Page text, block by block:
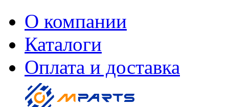
О компании
Каталоги
Оплата и доставка